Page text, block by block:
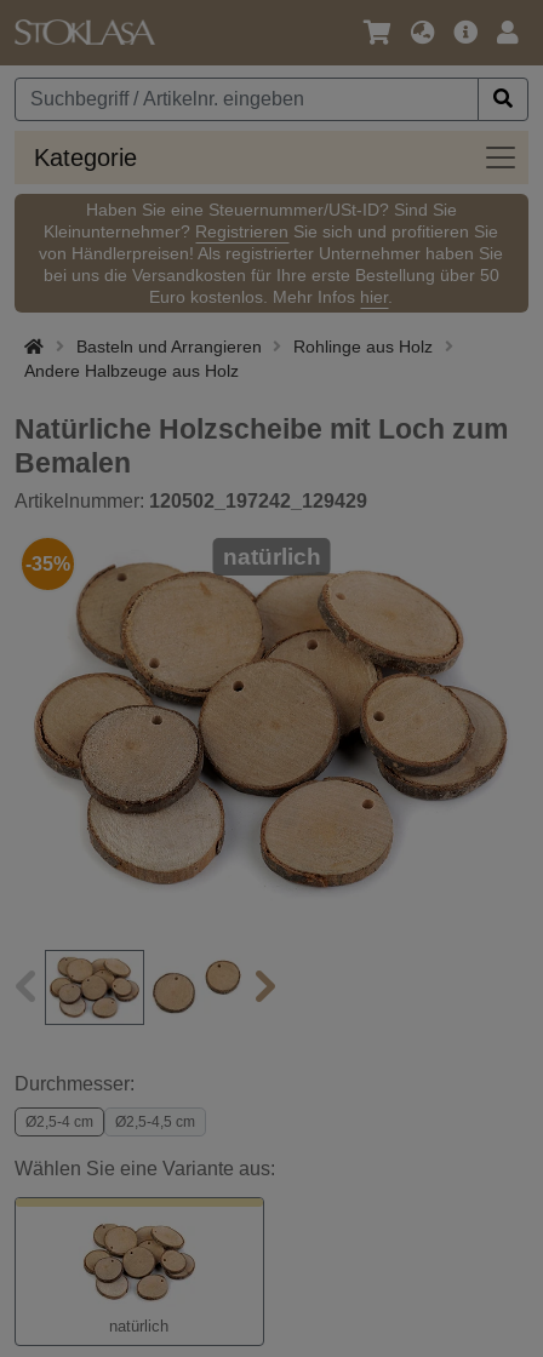
Sprache
Währung
Kategorie
Haben Sie eine Steuernummer/USt-ID? Sind Sie
Kleinunternehmer? Registrieren Sie sich und profitieren Sie
von Händlerpreisen! Als registrierter Unternehmer haben Sie
bei uns die Versandkosten für Ihre erste Bestellung über 50
Euro kostenlos. Mehr Infos hier.
Basteln und Arrangieren
Rohlinge aus Holz
Andere Halbzeuge aus Holz
Natürliche Holzscheibe mit Loch zum
Bemalen
Artikelnummer: 120502_197242_129429
-35% natürlich
Durchmesser:
Ø2,5-4 cm Ø2,5-4,5 cm
Wählen Sie eine Variante aus:
natürlich